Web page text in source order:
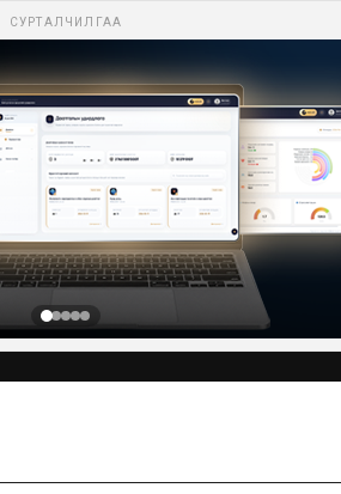
СУРТАЛЧИЛГАА